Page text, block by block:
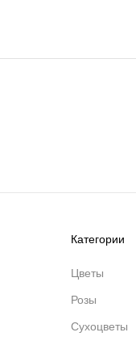
Категории
Цветы
Розы
Сухоцветы